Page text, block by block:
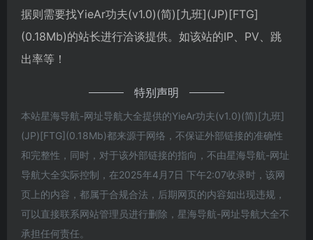
据则需要找YieAr功夫(v1.0)(简)[九班](JP)[FTG]
(0.18Mb)的站长进行洽谈提供。如该站的IP、PV、跳
出率等！
特别声明
本站星海导航-网址导航大全提供的YieAr功夫(v1.0)(简)[九班]
(JP)[FTG](0.18Mb)都来源于网络，不保证外部链接的准确性
和完整性，同时，对于该外部链接的指向，不由星海导航-网址
导航大全实际控制，在2025年4月7日 下午2:07收录时，该网
页上的内容，都属于合规合法，后期网页的内容如出现违规，
可以直接联系网站管理员进行删除，星海导航-网址导航大全不
承担任何责任。